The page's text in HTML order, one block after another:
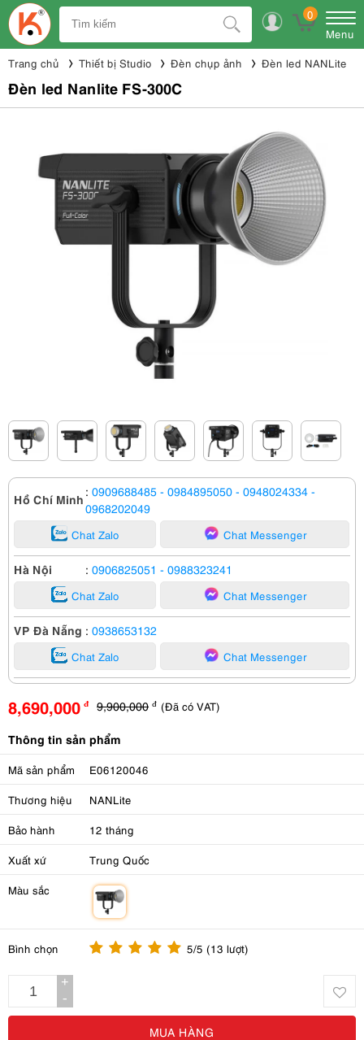
0
Menu
Trang chủ Thiết bị Studio Đèn chụp ảnh Đèn led NANLite
Đèn led Nanlite FS-300C
Hồ Chí Minh : 0909688485 - 0984895050 - 0948024334 -
0968202049
Chat Zalo Chat Messenger
Hà Nội : 0906825051 - 0988323241
Chat Zalo Chat Messenger
VP Đà Nẵng : 0938653132
Chat Zalo Chat Messenger
8,690,000 đ 9,900,000 đ (Đã có VAT)
Thông tin sản phẩm
Mã sản phẩm E06120046
Thương hiệu NANLite
Bảo hành 12 tháng
Xuất xứ Trung Quốc
Màu sắc
Bình chọn 5/5 (13 lượt)
+
-
MUA HÀNG